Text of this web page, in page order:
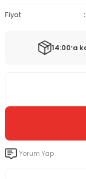
Fiyat
14:00’a
Yorum Yap